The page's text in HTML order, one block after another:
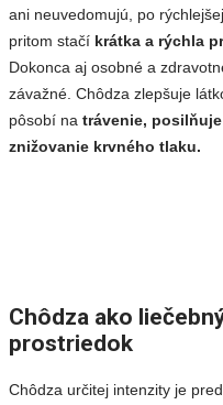
ani neuvedomujú, po
pritom stačí krátka a rýchla
Dokonca aj osobné a
závažné. Chôdza zlepšuje
pôsobí na trávenie,
znižovanie krvného tlaku.
Chôdza ako
prostriedok
Chôdza určitej intenzity je